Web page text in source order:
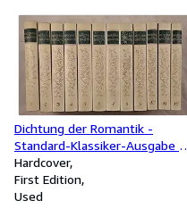
Dichtung der Romantik -
Standard-Klassiker-Ausgabe in
zwölf Bänden [12 Bücher].
Hardcover
First Edition
Used